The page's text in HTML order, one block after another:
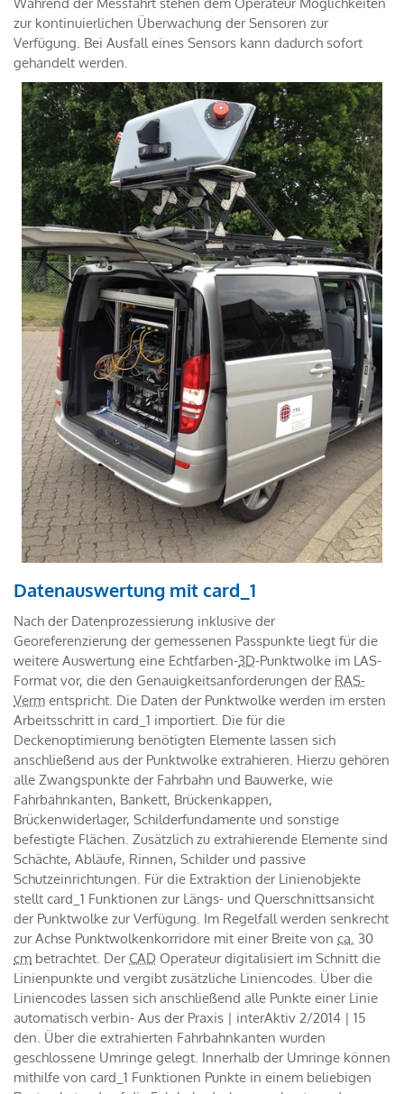
zur kontinuierlichen Überwachung der Sensoren zur
Verfügung. Bei Ausfall eines Sensors kann dadurch sofort
gehandelt werden.
Datenauswertung mit card_1
Nach der Datenprozessierung inklusive der
Georeferenzierung der gemessenen Passpunkte liegt für die
weitere Auswertung eine Echtfarben-3D-Punktwolke im LAS-
Format vor, die den Genauigkeitsanforderungen der RAS-
Verm entspricht. Die Daten der Punktwolke werden im ersten
Arbeitsschritt in card_1 importiert. Die für die
Deckenoptimierung benötigten Elemente lassen sich
anschließend aus der Punktwolke extrahieren. Hierzu gehören
alle Zwangspunkte der Fahrbahn und Bauwerke, wie
Fahrbahnkanten, Bankett, Brückenkappen,
Brückenwiderlager, Schilderfundamente und sonstige
befestigte Flächen. Zusätzlich zu extrahierende Elemente sind
Schächte, Abläufe, Rinnen, Schilder und passive
Schutzeinrichtungen. Für die Extraktion der Linienobjekte
stellt card_1 Funktionen zur Längs- und Querschnittsansicht
der Punktwolke zur Verfügung. Im Regelfall werden senkrecht
zur Achse Punktwolkenkorridore mit einer Breite von ca. 30
cm betrachtet. DerCAD Operateur digitalisiert im Schnitt die
Linienpunkte und vergibt zusätzliche Liniencodes. Über die
Liniencodes lassen sich anschließend alle Punkte einer Linie
automatisch verbin- Aus der Praxis | interAktiv 2/2014 | 15
den. Über die extrahierten Fahrbahnkanten wurden
geschlossene Umringe gelegt. Innerhalb der Umringe können
mithilfe von card_1 Funktionen Punkte in einem beliebigen